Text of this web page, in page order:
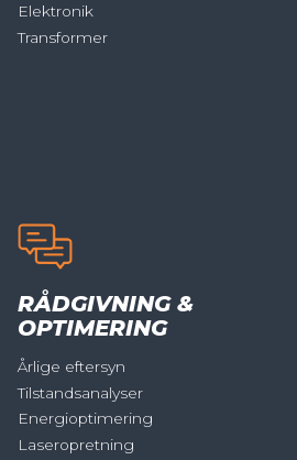
Elektronik
Transformer
RÅDGIVNING &
OPTIMERING
Årlige eftersyn
Tilstandsanalyser
Energioptimering
Laseropretning